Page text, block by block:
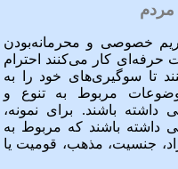
خصوصی و محرمانه‌بودن
کار می‌کنند احترام
تا سوگیری‌های خود را به
مربوط به تنوع و
باشند. برای نمونه،
باشند که مربوط به
جنسیت، مذهب، قومیت یا